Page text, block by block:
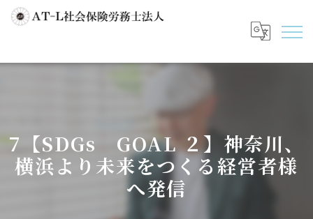
7【SDGs GOAL ２】神奈川、
横浜より未来をつくる経営者様
へ発信